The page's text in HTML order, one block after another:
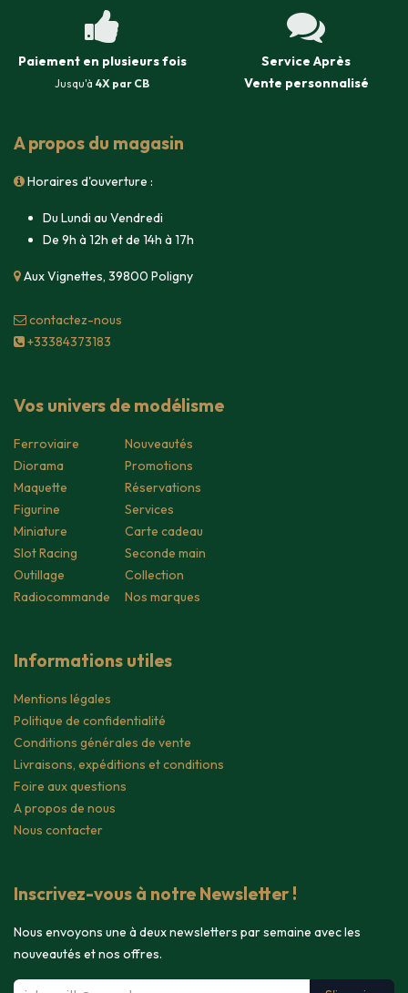
Paiement en plusieurs fois
Jusqu'à 4X par CB
Service Après
Vente personnalisé
A propos du magasin
Horaires d'ouverture :
Du Lundi au Vendredi
De 9h à 12h et de 14h à 17h
Aux Vignettes, 39800 Poligny
contacte​z-nous
+33384373183
Vos univers de modélisme
Ferroviaire
Diorama
Maquette
Figurine
Miniature
Slot Racing
Outillage
Radiocommande
Nouveautés
Promotions
Réservations
Services
Carte cadeau
Seconde main
Collection
Nos marques
Informations utiles
Mentions légales
Politique de confidentialité
Conditions générales de vente
Livraisons, expéditions et conditions
Foire aux questions
A propos de nous
Nous contacter
Inscrivez-vous à notre Newsletter !
Nous envoyons une à deux newsletters par semaine avec les
nouveautés et nos offres.